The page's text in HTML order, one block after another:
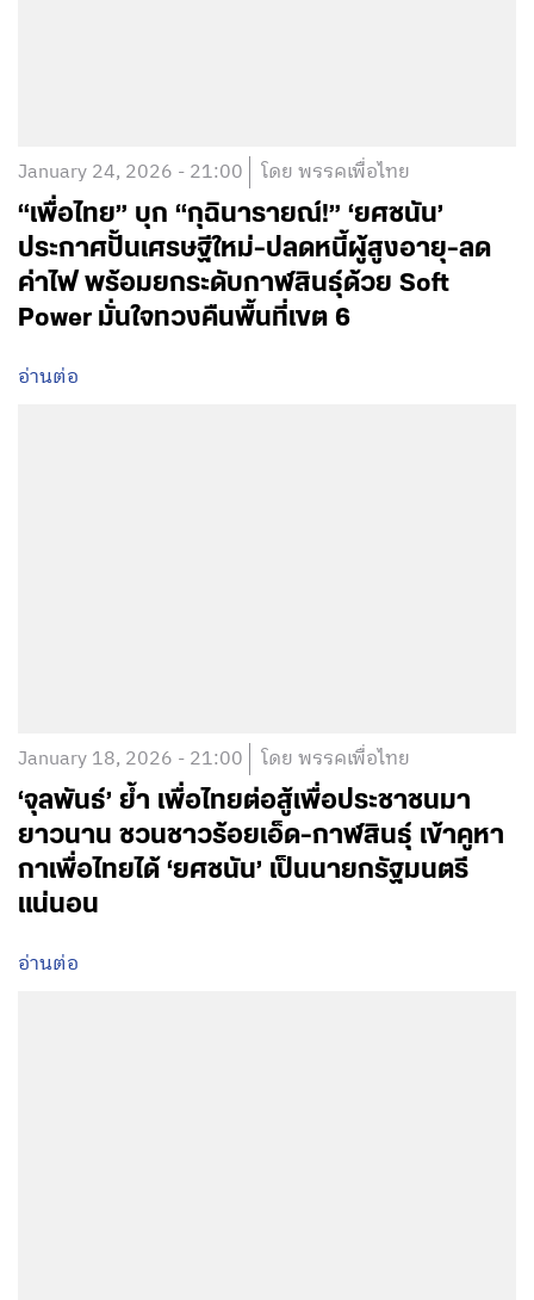
January 24, 2026 - 21:00 โดย พรรคเพื่อไทย
“เพื่อไทย” บุก “กุฉินารายณ์!” ‘ยศชนัน’
ประกาศปั้นเศรษฐีใหม่-ปลดหนี้ผู้สูงอายุ-ลด
ค่าไฟ พร้อมยกระดับกาฬสินธุ์ด้วย Soft
Power มั่นใจทวงคืนพื้นที่เขต 6
อ่านต่อ
January 18, 2026 - 21:00 โดย พรรคเพื่อไทย
‘จุลพันธ์’ ย้ำ เพื่อไทยต่อสู้เพื่อประชาชนมา
ยาวนาน ชวนชาวร้อยเอ็ด-กาฬสินธุ์ เข้าคูหา
กาเพื่อไทยได้ ‘ยศชนัน’ เป็นนายกรัฐมนตรี
แน่นอน
อ่านต่อ